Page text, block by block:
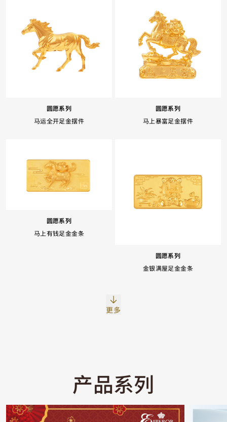
Whatsapp
圆愿系列
马运全开足金摆件
圆愿系列
马上暴富足金摆件
圆愿系列
马上有钱足金金条
圆愿系列
金银满屋足金金条
更多
产品系列